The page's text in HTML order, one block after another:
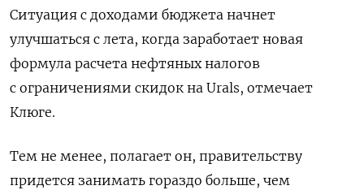
Ситуация с доходами бюджета начнет
улучшаться с лета, когда заработает новая
формула расчета нефтяных налогов
с ограничениями скидок на Urals, отмечает
Клюге.
Тем не менее, полагает он, правительству
придется занимать гораздо больше, чем